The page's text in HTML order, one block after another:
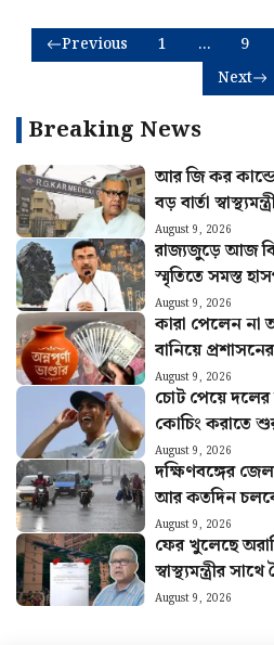
Previous 1 … 9
Next
Breaking News
আর জি কর
বড় বার্তা
August 9, 2026
রাজ্যজুড়ে আজ
স্মৃতিতে সমস্ত
August 9, 2026
কারা পেলেন না
বানিয়ে
August 9, 2026
চোট পেয়ে দলের
কোচিং করাতে
August 9, 2026
দক্ষিণবঙ্গের
আর কতদিন
আপডেট
August 9, 2026
ফের খুলেছে
স্বাস্থ্যমন্ত্রীর
অধিকারীর
August 9, 2026